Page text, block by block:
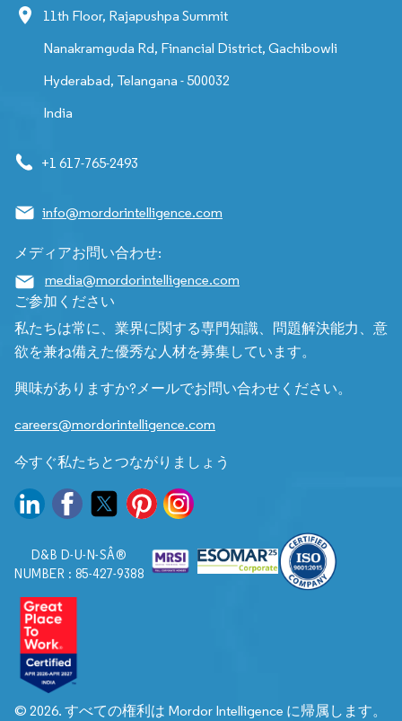
11th Floor, Rajapushpa Summit
Nanakramguda Rd, Financial District, Gachibowli
Hyderabad, Telangana - 500032
India
+1 617-765-2493
info@mordorintelligence.com
メディアお問い合わせ:
media@mordorintelligence.com
ご参加ください
私たちは常に、業界に関する専門知識、問題解決能力、意
欲を兼ね備えた優秀な人材を募集しています。
興味がありますか?メールでお問い合わせください。
careers@mordorintelligence.com
今すぐ私たちとつながりましょう
D&B D-U-N-SÂ®
NUMBER : 85-427-9388
© 2026. すべての権利は Mordor Intelligence に帰属します。